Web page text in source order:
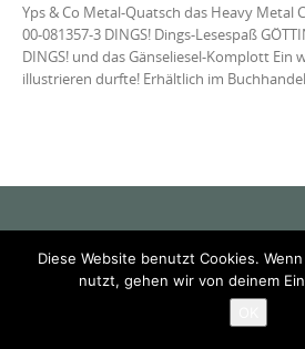
Yps & Co Metal-Quatsch das Heavy Metal
00-081357-3 DINGS! Dings-Lesespaß
DINGS! und das Gänseliesel-Komplott Ein
illustrieren durfte! Erhältlich im
Impressum
Copyright © 2026 Oliver Gerke. All
Diese Website benutzt Cookies.
nutzt, gehen wir von deinem